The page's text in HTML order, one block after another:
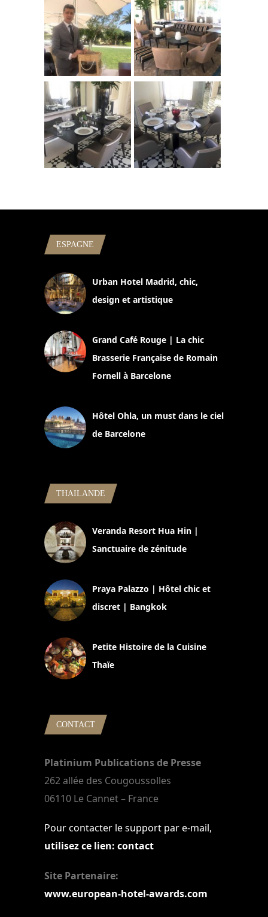
ESPAGNE
Urban Hotel Madrid, chic,
design et artistique
Grand Café Rouge | La chic
Brasserie Française de Romain
Fornell à Barcelone
Hôtel Ohla, un must dans le ciel
de Barcelone
THAILANDE
Veranda Resort Hua Hin |
Sanctuaire de zénitude
Praya Palazzo | Hôtel chic et
discret | Bangkok
Petite Histoire de la Cuisine
Thaïe
CONTACT
Platinium Publications de Presse
262 allée des Cougoussolles
06110 Le Cannet – France
Pour contacter le support par e-mail,
utilisez ce lien: contact
Site Partenaire:
www.european-hotel-awards.com